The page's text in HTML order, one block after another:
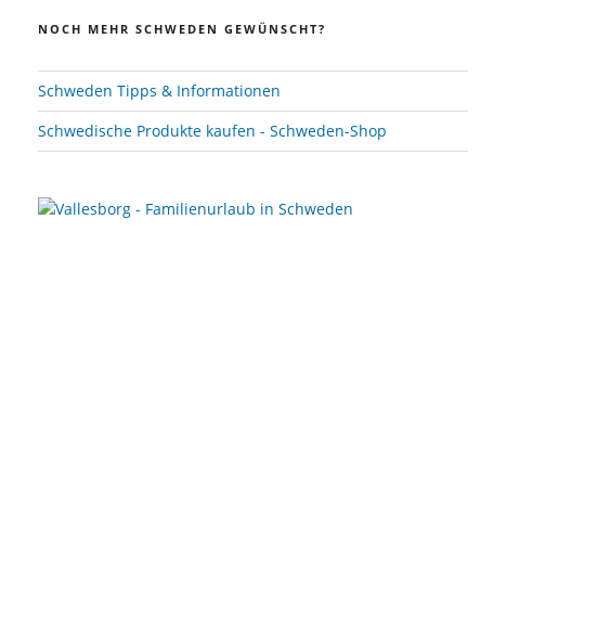
NOCH MEHR SCHWEDEN GEWÜNSCHT?
Schweden Tipps & Informationen
Schwedische Produkte kaufen - Schweden-Shop